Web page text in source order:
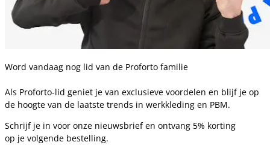
Word vandaag nog lid van de Proforto familie
Als Proforto-lid geniet je van exclusieve voordelen en blijf je op
de hoogte van de laatste trends in werkkleding en PBM.
Schrijf je in voor onze nieuwsbrief en ontvang 5% korting
op je volgende bestelling.